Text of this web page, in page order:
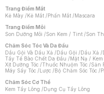
Trang Điểm Mắt
Kẻ Mày /Kẻ Mắt /Phấn Mắt /Mascara
Trang Điểm Môi
Son Dưỡng Môi /Son Kem / Tint /Son
Chăm Sóc Tóc Và Da Đầu
Dầu Gội Và Dầu Xả /Dầu Gội /Dầu Xả /
Tẩy Tế Bào Chết Da Đầu /Mặt Nạ / Kem
Xịt Dưỡng Tóc /Thuốc Nhuộm Tóc /Sản
Máy Sấy Tóc /Lược /Bộ Chăm Sóc Tóc /
Chăm Sóc Cơ Thể
Kem Tẩy Lông /Dụng Cụ Tẩy Lông